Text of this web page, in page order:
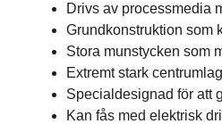
Drivs av processmedia
Grundkonstruktion som
Stora munstycken som
Extremt stark
Specialdesignad för att
Kan fås med elektrisk